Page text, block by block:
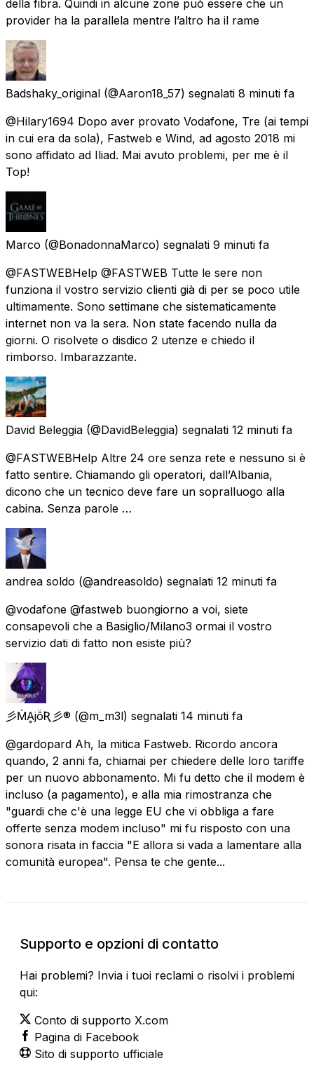
della fibra. Quindi in alcune zone può essere che un
provider ha la parallela mentre l’altro ha il rame
Badshaky_original (@Aaron18_57) segnalati 8 minuti fa
@Hilary1694 Dopo aver provato Vodafone, Tre (ai tempi
in cui era da sola), Fastweb e Wind, ad agosto 2018 mi
sono affidato ad Iliad. Mai avuto problemi, per me è il
Top!
Marco (@BonadonnaMarco) segnalati 9 minuti fa
@FASTWEBHelp @FASTWEB Tutte le sere non
funziona il vostro servizio clienti già di per se poco utile
ultimamente. Sono settimane che sistematicamente
internet non va la sera. Non state facendo nulla da
giorni. O risolvete o disdico 2 utenze e chiedo il
rimborso. Imbarazzante.
David Beleggia (@DavidBeleggia) segnalati 12 minuti fa
@FASTWEBHelp Altre 24 ore senza rete e nessuno si è
fatto sentire. Chiamando gli operatori, dall’Albania,
dicono che un tecnico deve fare un sopralluogo alla
cabina. Senza parole …
andrea soldo (@andreasoldo) segnalati 12 minuti fa
@vodafone @fastweb buongiorno a voi, siete
consapevoli che a Basiglio/Milano3 ormai il vostro
servizio dati di fatto non esiste più?
彡ṀḀjṏƦ彡® (@m_m3l) segnalati 14 minuti fa
@gardopard Ah, la mitica Fastweb. Ricordo ancora
quando, 2 anni fa, chiamai per chiedere delle loro tariffe
per un nuovo abbonamento. Mi fu detto che il modem è
incluso (a pagamento), e alla mia rimostranza che
"guardi che c'è una legge EU che vi obbliga a fare
offerte senza modem incluso" mi fu risposto con una
sonora risata in faccia "E allora si vada a lamentare alla
comunità europea". Pensa te che gente...
Supporto e opzioni di contatto
Hai problemi? Invia i tuoi reclami o risolvi i problemi
qui:
Conto di supporto X.com
Pagina di Facebook
Sito di supporto ufficiale